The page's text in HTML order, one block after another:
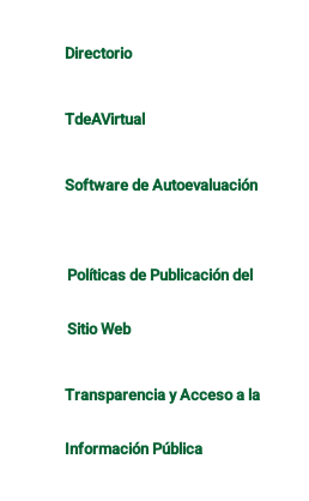
Directorio
TdeAVirtual
Software de Autoevaluación
Políticas de Publicación del
Sitio Web
Transparencia y Acceso a la
Información Pública